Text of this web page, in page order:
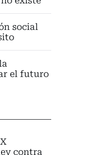
social
el futuro
contra